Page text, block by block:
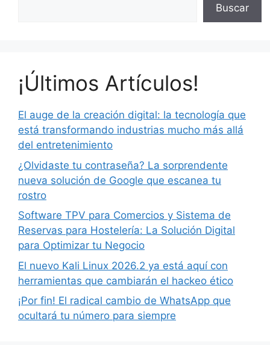
Buscar
¡Últimos Artículos!
El auge de la creación digital: la tecnología que
está transformando industrias mucho más allá
del entretenimiento
¿Olvidaste tu contraseña? La sorprendente
nueva solución de Google que escanea tu
rostro
Software TPV para Comercios y Sistema de
Reservas para Hostelería: La Solución Digital
para Optimizar tu Negocio
El nuevo Kali Linux 2026.2 ya está aquí con
herramientas que cambiarán el hackeo ético
¡Por fin! El radical cambio de WhatsApp que
ocultará tu número para siempre